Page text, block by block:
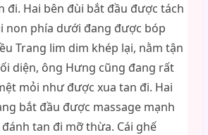
đi. Hai bên đùi bắt đầu được tách
non phía dưới đang được bóp
Trang lim dim khép lại, nằm tận
diện, ông Hưng cũng đang rất
mỏi như được xua tan đi. Hai
bắt đầu được massage mạnh
tan đi mỡ thừa. Cái ghế